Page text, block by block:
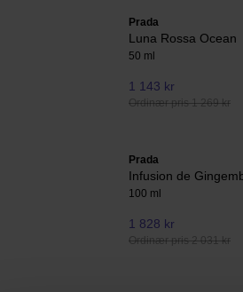
Prada
Luna Rossa Ocean
50 ml
1 143 kr
Ordinær pris 1 269 kr
Prada
Infusion de
100 ml
1 828 kr
Ordinær pris 2 031 kr